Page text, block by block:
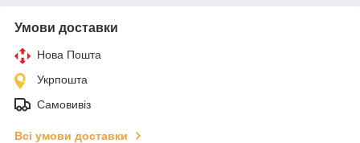
Умови доставки
Нова Пошта
Укрпошта
Самовивіз
Всі умови доставки